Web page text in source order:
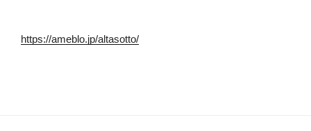
https://ameblo.jp/altasotto/